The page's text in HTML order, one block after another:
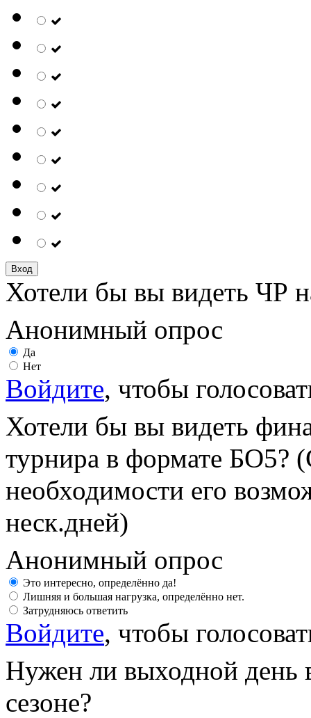
Вход
Хотели бы вы видеть ЧР
Анонимный опрос
Да
Нет
Войдите, чтобы
Хотели бы вы видеть
турнира в формате БО5?
необходимости его
неск.дней)
Анонимный опрос
Это интересно, определённо да!
Лишняя и большая нагрузка, определённо нет.
Затрудняюсь ответить
Войдите, чтобы
Нужен ли выходной день
сезоне?